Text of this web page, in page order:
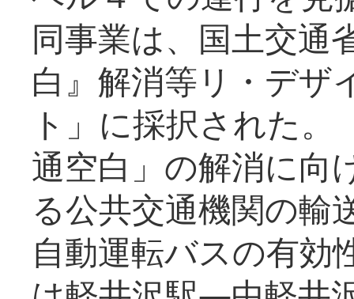
同事業は、国土交通
白』解消等リ・デザ
ト」に採択された
通空白」の解消に向
る公共交通機関の輸
自動運転バスの有効